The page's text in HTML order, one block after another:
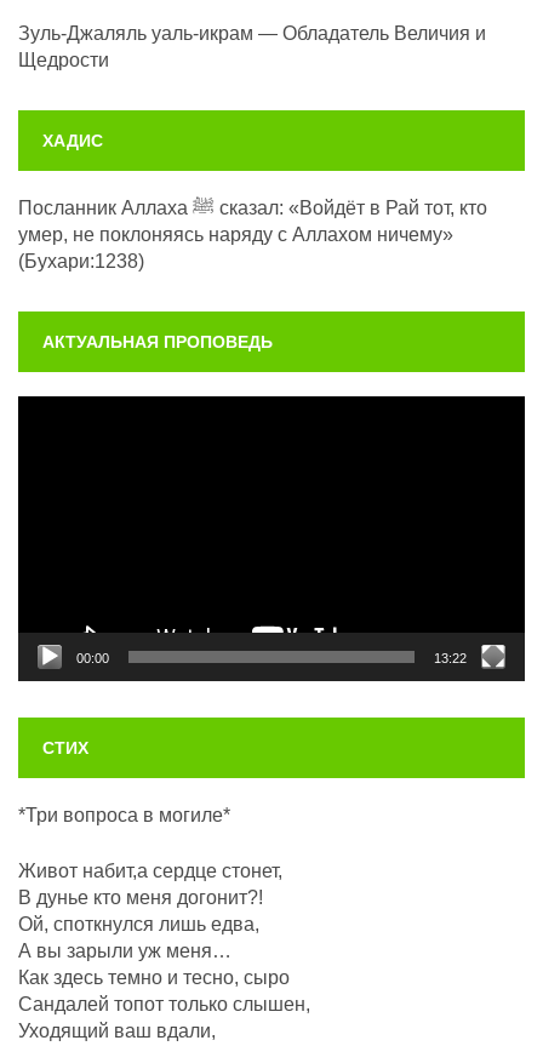
Зуль-Джаляль уаль-икрам — Обладатель Величия и
Щедрости
ХАДИС
Посланник Аллаха ﷺ сказал: «Войдёт в Рай тот, кто
умер, не поклоняясь наряду с Аллахом ничему»
(Бухари:1238)
АКТУАЛЬНАЯ ПРОПОВЕДЬ
00:00 13:22
СТИХ
*Три вопроса в могиле*
Живот набит,а сердце стонет,
В дунье кто меня догонит?!
Ой, споткнулся лишь едва,
А вы зарыли уж меня…
Как здесь темно и тесно, сыро
Сандалей топот только слышен,
Уходящий ваш вдали,